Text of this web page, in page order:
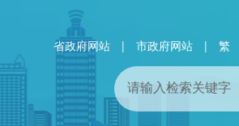
省政府网站 | 市政府网站 | 繁